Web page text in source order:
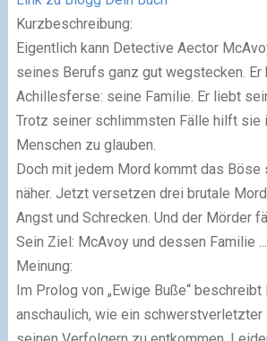
Kurzbeschreibung:
Eigentlich kann Detective Aector
seines Berufs ganz gut wegstecken. Er
Achillesferse: seine Familie. Er liebt
Trotz seiner schlimmsten Fälle hilft sie
Menschen zu glauben.
Doch mit jedem Mord kommt das Böse
näher. Jetzt versetzen drei brutale
Angst und Schrecken. Und der Mörder
Sein Ziel: McAvoy und dessen Familie ...
Meinung:
Im Prolog von „Ewige Buße“ beschreibt
anschaulich, wie ein schwerstverletzter